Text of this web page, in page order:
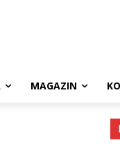
MAGAZIN